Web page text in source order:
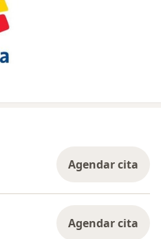
Agendar cita
Agendar cita